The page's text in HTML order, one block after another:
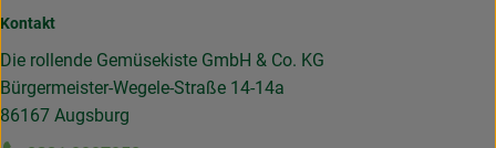
Kontakt
Die rollende Gemüsekiste GmbH & Co. KG
Bürgermeister-Wegele-Straße 14-14a
86167 Augsburg